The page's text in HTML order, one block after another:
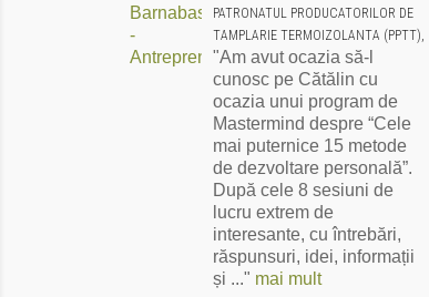
PATRONATUL PRODUCATORILOR DE
TAMPLARIE TERMOIZOLANTA (PPTT),
"Am avut ocazia să-l
cunosc pe Cătălin cu
ocazia unui program de
Mastermind despre “Cele
mai puternice 15 metode
de dezvoltare personală”.
După cele 8 sesiuni de
lucru extrem de
interesante, cu întrebări,
răspunsuri, idei, informații
și ..." mai mult